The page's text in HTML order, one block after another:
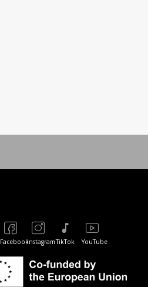
FacebookInstagramTikTok YouTube